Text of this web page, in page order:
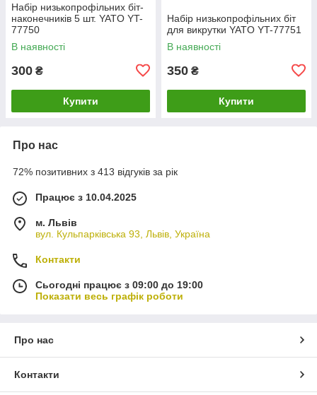
Набір низькопрофільних біт-
наконечників 5 шт. YATO YT-
77750
В наявності
300 ₴
Купити
Набір низькопрофільних біт
для викрутки YATO YT-77751
В наявності
350 ₴
Купити
Про нас
72% позитивних з 413 відгуків за рік
Працює з 10.04.2025
м. Львів
вул. Кульпарківська 93, Львів, Україна
Контакти
Сьогодні працює з 09:00 до 19:00
Показати весь графік роботи
Про нас
Контакти